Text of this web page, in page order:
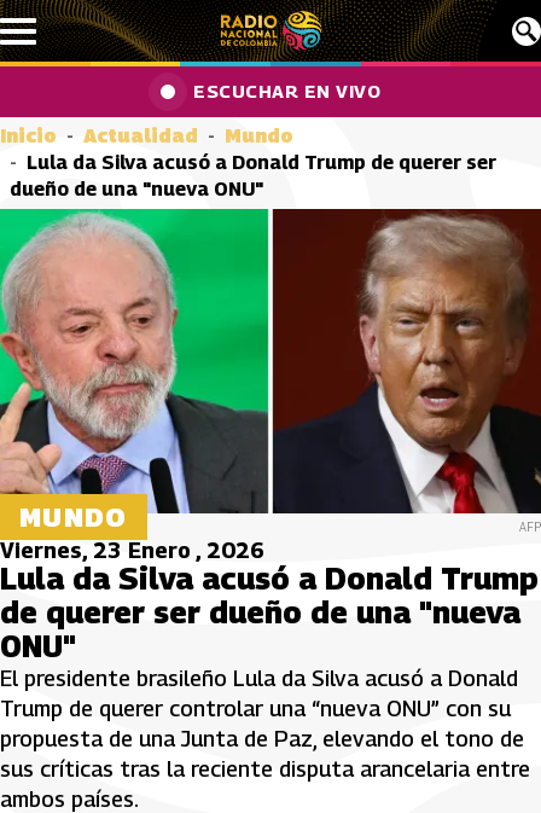
Pasar al contenido principal
ESCUCHAR EN VIVO
Inicio Actualidad
Mundo
Lula da Silva acusó a Donald Trump de querer ser
dueño de una "nueva ONU"
MUNDO AFP
Viernes, 23 Enero , 2026
Lula da Silva acusó a Donald Trump
de querer ser dueño de una "nueva
ONU"
El presidente brasileño Lula da Silva acusó a Donald
Trump de querer controlar una “nueva ONU” con su
propuesta de una Junta de Paz, elevando el tono de
sus críticas tras la reciente disputa arancelaria entre
ambos países.